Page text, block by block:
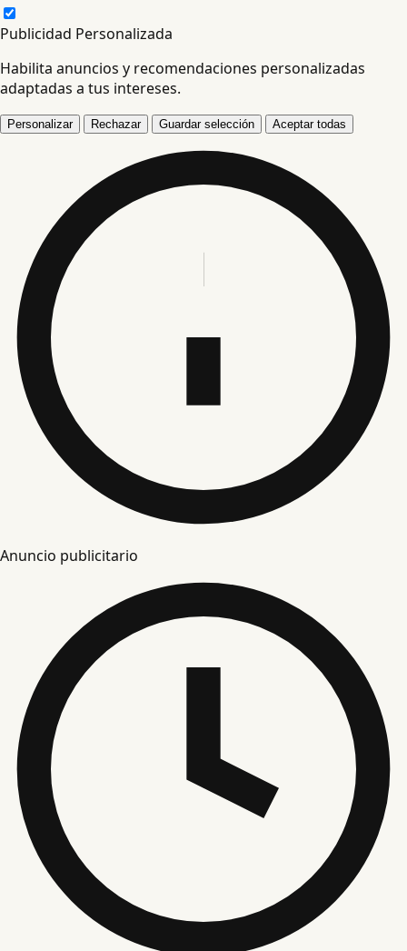
Publicidad Personalizada
Habilita anuncios y recomendaciones personalizadas
adaptadas a tus intereses.
Personalizar Rechazar Guardar selección Aceptar todas
Anuncio publicitario